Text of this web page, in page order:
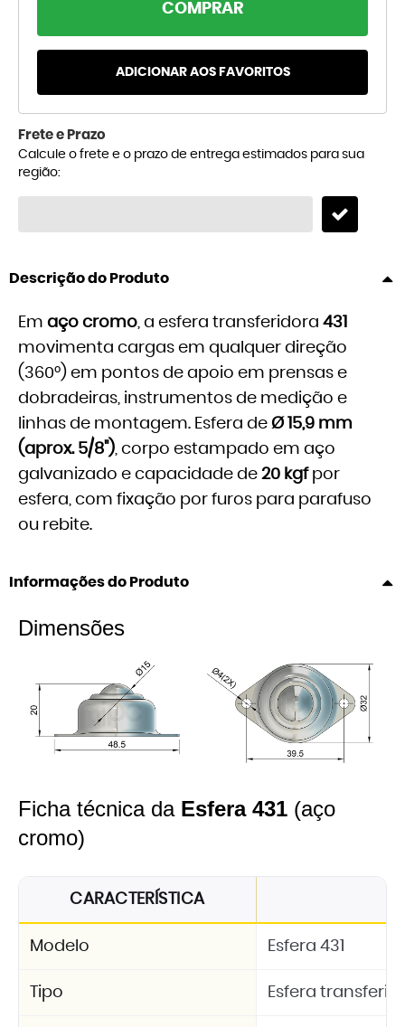
COMPRAR
ADICIONAR AOS FAVORITOS
Frete e Prazo
Calcule o frete e o prazo de entrega estimados para sua
região:
Descrição do Produto
Em aço cromo, a esfera transferidora 431
movimenta cargas em qualquer direção
(360°) em pontos de apoio em prensas e
dobradeiras, instrumentos de medição e
linhas de montagem. Esfera de Ø 15,9 mm
(aprox. 5/8"), corpo estampado em aço
galvanizado e capacidade de 20 kgfpor
esfera, com fixação por furos para parafuso
ou rebite.
Informações do Produto
Dimensões
Ficha técnica da Esfera 431 (aço
cromo)
CARACTERÍSTICA
Modelo Esfera 431
Tipo Esfera